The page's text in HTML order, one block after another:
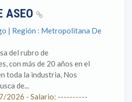
ASEO
| Región : Metropolitana De
del rubro de
con más de 20 años en el
toda la industria, Nos
de...
2026 - Salario: ----------